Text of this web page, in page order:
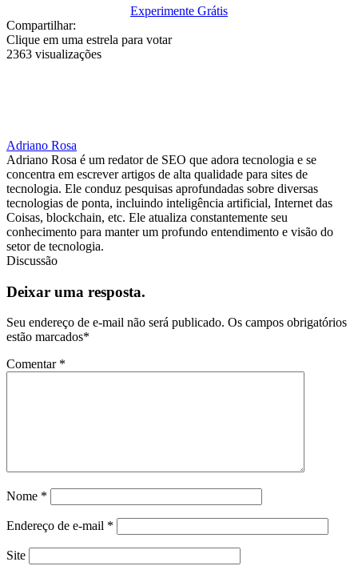
Experimente Grátis
Compartilhar:
Clique em uma estrela para votar
2363 visualizações
Adriano Rosa
Adriano Rosa é um redator de SEO que adora tecnologia e se
concentra em escrever artigos de alta qualidade para sites de
tecnologia. Ele conduz pesquisas aprofundadas sobre diversas
tecnologias de ponta, incluindo inteligência artificial, Internet das
Coisas, blockchain, etc. Ele atualiza constantemente seu
conhecimento para manter um profundo entendimento e visão do
setor de tecnologia.
Discussão
Deixar uma resposta.
Seu endereço de e-mail não será publicado. Os campos obrigatórios
estão marcados*
Comentar *
Nome *
Endereço de e-mail *
Site